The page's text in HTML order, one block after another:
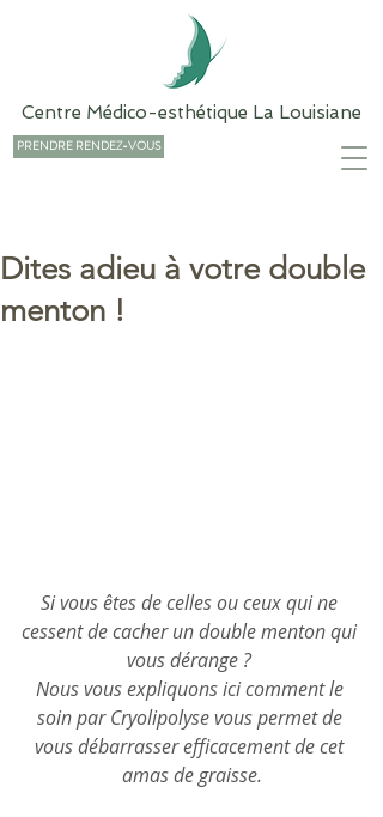
Centre Médico-esthétique La Louisiane
PRENDRE RENDEZ-VOUS
Dites adieu à votre double
menton !
Si vous êtes de celles ou ceux qui ne
cessent de cacher un double menton qui
vous dérange ?
Nous vous expliquons ici comment le
soin par Cryolipolyse vous permet de
vous débarrasser efficacement de cet
amas de graisse.